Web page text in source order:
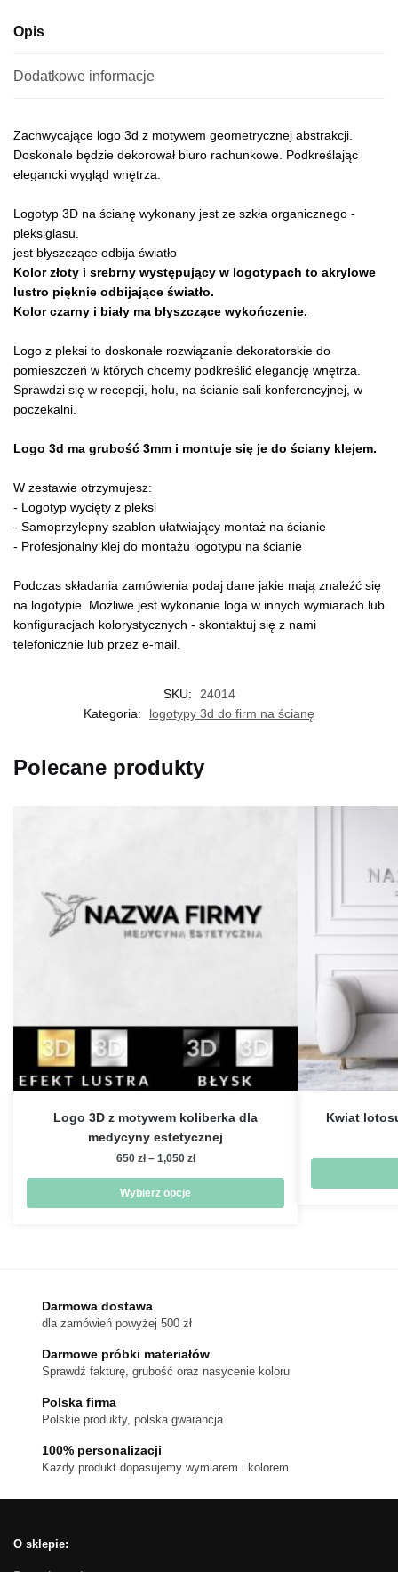
Opis
Dodatkowe informacje
Zachwycające logo 3d z motywem geometrycznej abstrakcji.
Doskonale będzie dekorował biuro rachunkowe. Podkreślając
elegancki wygląd wnętrza.
Logotyp 3D na ścianę wykonany jest ze szkła organicznego -
pleksiglasu.
jest błyszczące odbija światło
Kolor złoty i srebrny występujący w logotypach to akrylowe
lustro pięknie odbijające światło.
Kolor czarny i biały ma błyszczące wykończenie.
Logo z pleksi to doskonałe rozwiązanie dekoratorskie do
pomieszczeń w których chcemy podkreślić elegancję wnętrza.
Sprawdzi się w recepcji, holu, na ścianie sali konferencyjnej, w
poczekalni.
Logo 3d ma grubość 3mm i montuje się je do ściany klejem.
W zestawie otrzymujesz:
- Logotyp wycięty z pleksi
- Samoprzylepny szablon ułatwiający montaż na ścianie
- Profesjonalny klej do montażu logotypu na ścianie
Podczas składania zamówienia podaj dane jakie mają znaleźć się
na logotypie. Możliwe jest wykonanie loga w innych wymiarach lub
konfiguracjach kolorystycznych - skontaktuj się z nami
telefonicznie lub przez e-mail.
SKU:
24014
Kategoria:
logotypy 3d do firm na ścianę
Polecane produkty
Logo 3D z motywem koliberka dla
medycyny estetycznej
650 zł – 1,050 złZakres
650 zł
Wybierz opcje
Opcje
można
wybrać
stronie
Kwiat
Darmowa dostawa
dla zamówień powyżej 500 zł
Darmowe próbki materiałów
Sprawdź fakturę, grubość oraz nasycenie koloru
Polska firma
Polskie produkty, polska gwarancja
100% personalizacji
Kazdy produkt dopasujemy wymiarem i kolorem
O sklepie: